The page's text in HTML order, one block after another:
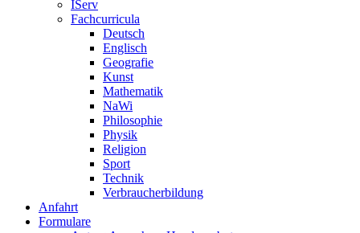
IServ
Fachcurricula
Deutsch
Englisch
Geografie
Kunst
Mathematik
NaWi
Philosophie
Physik
Religion
Sport
Technik
Verbraucherbildung
Anfahrt
Formulare